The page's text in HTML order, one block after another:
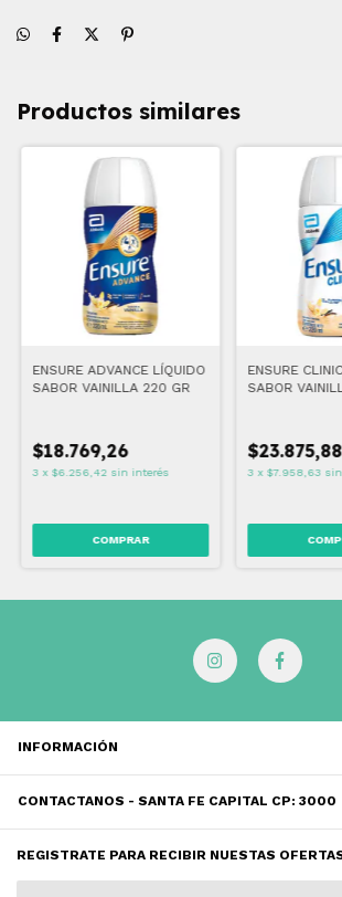
Productos similares
ENSURE ADVANCE LÍQUIDO
SABOR VAINILLA 220 GR
$18.769,26
3 x $6.256,42 sin interés
ENSURE
SABOR
$23.875,88
3 x $7.958,63
INFORMACIÓN
CONTACTANOS - SANTA FE CAPITAL CP: 3000
REGISTRATE PARA RECIBIR NUESTAS